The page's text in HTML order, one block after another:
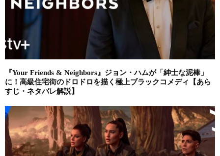
『Your Friends & Neighbors』ジョン・ハムが「紳士な泥棒」
に！高級住宅街のドロドロを描く極上ブラックコメディ【あら
すじ・ネタバレ解説】